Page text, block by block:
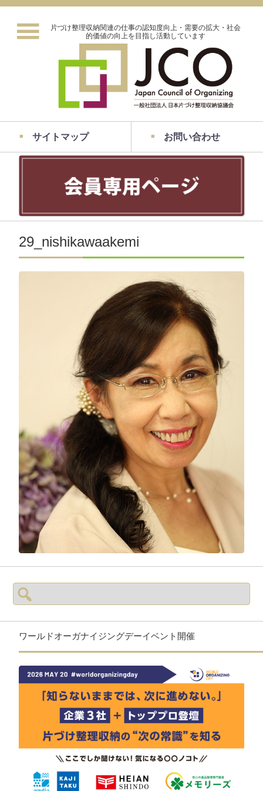
片づけ整理収納関連の仕事の認知度向上・需要の拡大・社会
的価値の向上を目指し活動しています
サイトマップ お問い合わせ
29_nishikawaakemi
検
索:
ワールドオーガナイジングデーイベント開催